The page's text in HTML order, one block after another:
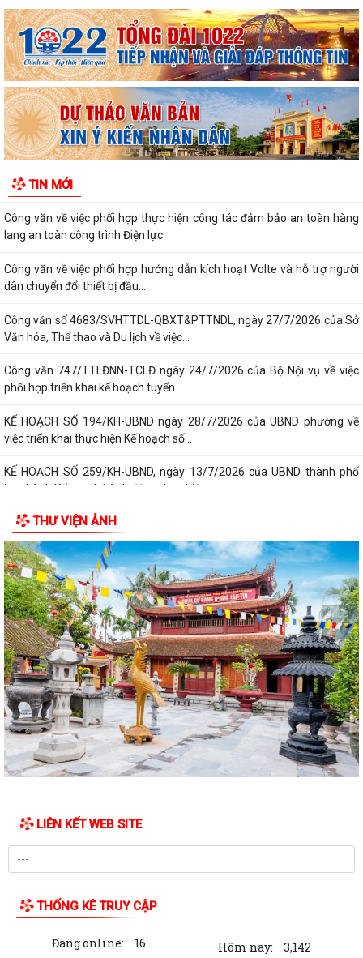
TIN MỚI
NGHỊ ĐỊNH SỐ 309/2026/NĐ-CP, ngày 05/8/2026 sửa đổi, bổ sung
một số điều của Nghị định số...
QUYẾT ĐỊNH SỐ 2917/QĐ-UBND, ngày 25/7/2026 của UBND thành
phố Ban hành Bộ tiêu chí thực hiện Đề án...
Chung kết Hội thi lực lượng tham gia bảo vệ an ninh, trật tự ở cơ sở giỏi
toàn quốc (lần thứ 1) năm...
dân thành phố Hải Phòng Quy định mức...
Công văn về việc phối hợp thực hiện công tác đảm bảo an toàn hàng
lang an toàn công trình Điện lực
Công văn về việc phối hợp hướng dẫn kích hoạt Volte và hỗ trợ người
dân chuyển đổi thiết bị đầu...
Công văn số 4683/SVHTTDL-QBXT&PTTNDL, ngày 27/7/2026 của Sở
Văn hóa, Thể thao và Du lịch về việc...
Công văn 747/TTLĐNN-TCLĐ ngày 24/7/2026 của Bộ Nội vụ về việc
phối hợp triển khai kế hoạch tuyển...
KẾ HOẠCH SỐ 194/KH-UBND ngày 28/7/2026 của UBND phường về
việc triển khai thực hiện Kế hoạch số...
KẾ HOẠCH SỐ 259/KH-UBND, ngày 13/7/2026 của UBND thành phố
ban hành Kế hoạch hành động thực hiện...
PHƯỜNG ĐỒ SƠN THAM DỰ HỘI NGHỊ TOÀN QUỐC NGHIÊN CỨU, HỌC
TẬP, QUÁN TRIỆT VÀ TRIỂN KHAI THỰC HIỆN...
Công văn 3616/STP-PBGDPL, ngày 28/7/2026 của Sở Tư pháp thành
phố về việc khai thác tài liệu số...
LUẬT SỐ 122/2025/QH15 LUẬT THƯƠNG MẠI ĐIỆN TỬ
Công văn số 2612/UBNd-KT, ngày 27/7/2026 về việc triển khai thực
hiện Kế hoạch số 247/KH-UBND ngày...
KẾ HOẠCH SỐ 247/KH-UBND, ngày 04/7/2026 Về việc triển khai thi
hành Luật Thương mại điện tử
KẾ HOẠCH SỐ 249/KH-UBND, ngày 06/7/2026 về triển khai thực hiện
Nghị quyết số 88/NQ-CP ngày...
triển khai thực hiện Kế hoạch số...
QUYẾT ĐỊNH SỐ 2782/QĐ-UBND, ngày 21/7/2026 của UBND thành
KẾ HOẠCH SỐ 267/KH-UBND, ngày 15/7/2026 của UBND thành phố về
THƯ VIỆN ẢNH
LIÊN KẾT WEB SITE
THỐNG KÊ TRUY CẬP
Đang online: 16 Hôm nay:
3,142